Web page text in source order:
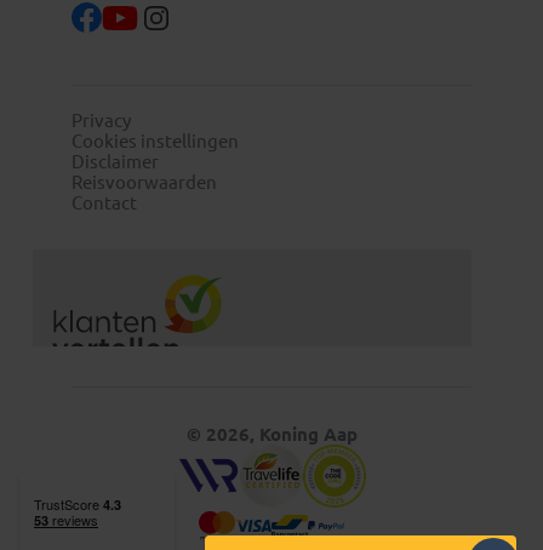
Privacy
Cookies instellingen
Disclaimer
Reisvoorwaarden
Contact
© 2026, Koning Aap